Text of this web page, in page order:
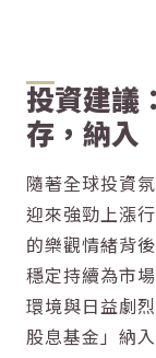
投資建議：
存，納入
隨著全球投資
迎來強勁上漲
的樂觀情緒背
穩定持續為市
環境與日益劇
股息基金」納